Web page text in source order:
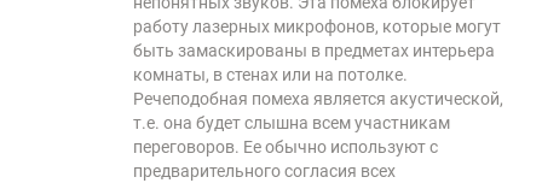
работу лазерных микрофонов, которые могут
быть замаскированы в предметах интерьера
комнаты, в стенах или на потолке.
Речеподобная помеха является акустической,
т.е. она будет слышна всем участникам
переговоров. Ее обычно используют с
предварительного согласия всех